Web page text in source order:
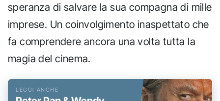
speranza di salvare la sua compagna di mille
imprese. Un coinvolgimento inaspettato che
fa comprendere ancora una volta tutta la
magia del cinema.